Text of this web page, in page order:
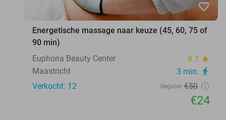
favorite_border
Energetische massage naar keuze (45, 60, 75 of
90 min)
Euphoria Beauty Center
9.7 star
Maastricht 3 min. directions_walk
Verkocht: 12 Regulier €50
€24